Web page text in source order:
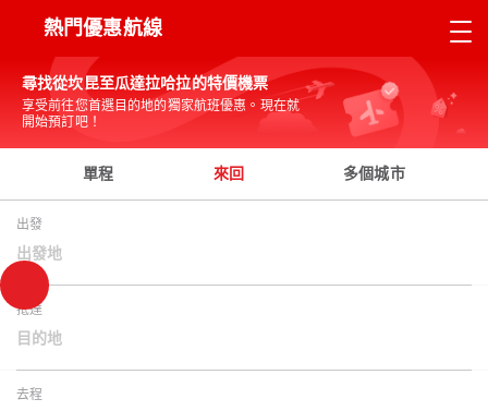
熱門優惠航線
尋找從坎昆至瓜達拉哈拉的特價機票
享受前往您首選目的地的獨家航班優惠。現在就
開始預訂吧！
單程 來回 多個城市
出發
出發地
抵達
目的地
去程